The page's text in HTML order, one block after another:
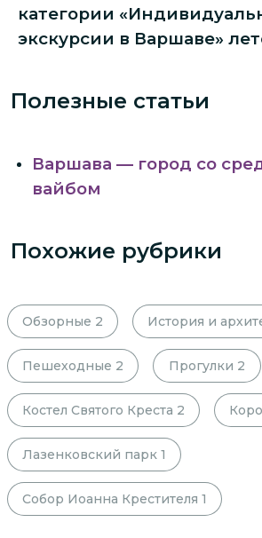
категории
экскурсии в Варшаве»
Полезные статьи
Варшава — город со
вайбом
Похожие рубрики
Обзорные 2 История и
Пешеходные 2 Прогулки 2
Костел Святого Креста 2
Лазенковский парк 1
Собор Иоанна Крестителя 1